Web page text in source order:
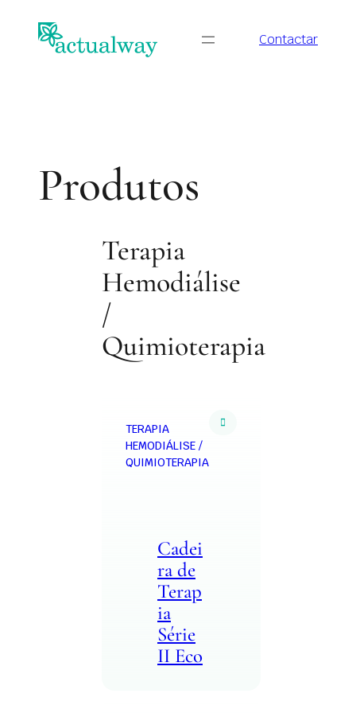
Contactar
Produtos
Terapia
Hemodiálise
/
Quimioterapia
TERAPIA
HEMODIÁLISE /
QUIMIOTERAPIA
Cadei
ra de
Terap
ia
Série
II Eco